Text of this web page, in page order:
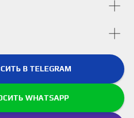
В TELEGRAM
WHATSAPP